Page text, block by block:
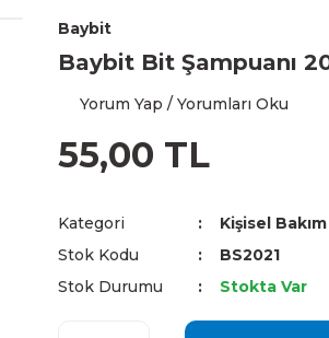
Baybit
Baybit Bit Şampuanı
Yorum Yap / Yorumları Oku
55,00 TL
Kategori Kişisel Bakım
Stok Kodu
BS2021
Stok Durumu
Stokta Var